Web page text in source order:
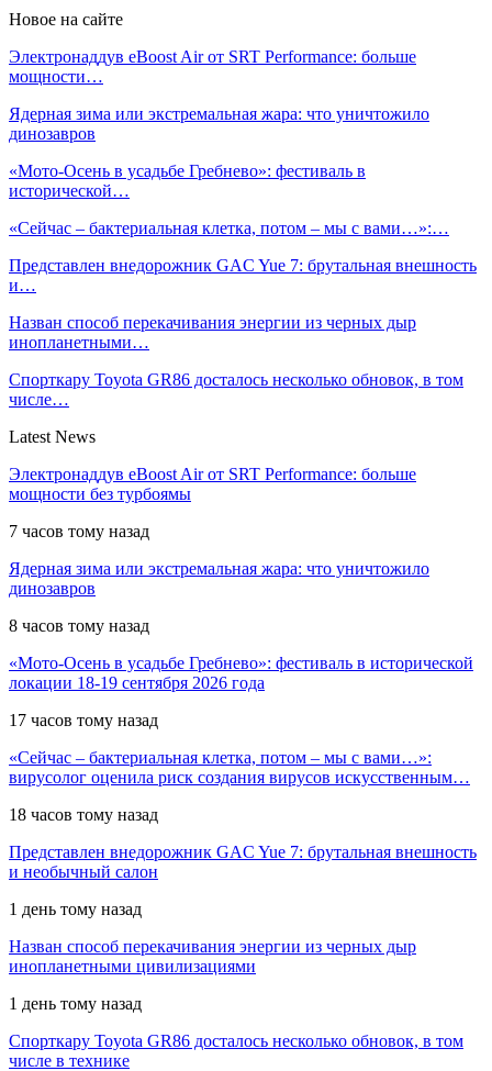
Новое на сайте
Электронаддув eBoost Air от SRT Performance: больше
мощности…
Ядерная зима или экстремальная жара: что уничтожило
динозавров
«Мото-Осень в усадьбе Гребнево»: фестиваль в
исторической…
«Сейчас – бактериальная клетка, потом – мы с вами…»:…
Представлен внедорожник GAC Yue 7: брутальная внешность
и…
Назван способ перекачивания энергии из черных дыр
инопланетными…
Спорткару Toyota GR86 досталось несколько обновок, в том
числе…
Latest News
Электронаддув eBoost Air от SRT Performance: больше
мощности без турбоямы
7 часов тому назад
Ядерная зима или экстремальная жара: что уничтожило
динозавров
8 часов тому назад
«Мото-Осень в усадьбе Гребнево»: фестиваль в исторической
локации 18-19 сентября 2026 года
17 часов тому назад
«Сейчас – бактериальная клетка, потом – мы с вами…»:
вирусолог оценила риск создания вирусов искусственным…
18 часов тому назад
Представлен внедорожник GAC Yue 7: брутальная внешность
и необычный салон
1 день тому назад
Назван способ перекачивания энергии из черных дыр
инопланетными цивилизациями
1 день тому назад
Спорткару Toyota GR86 досталось несколько обновок, в том
числе в технике